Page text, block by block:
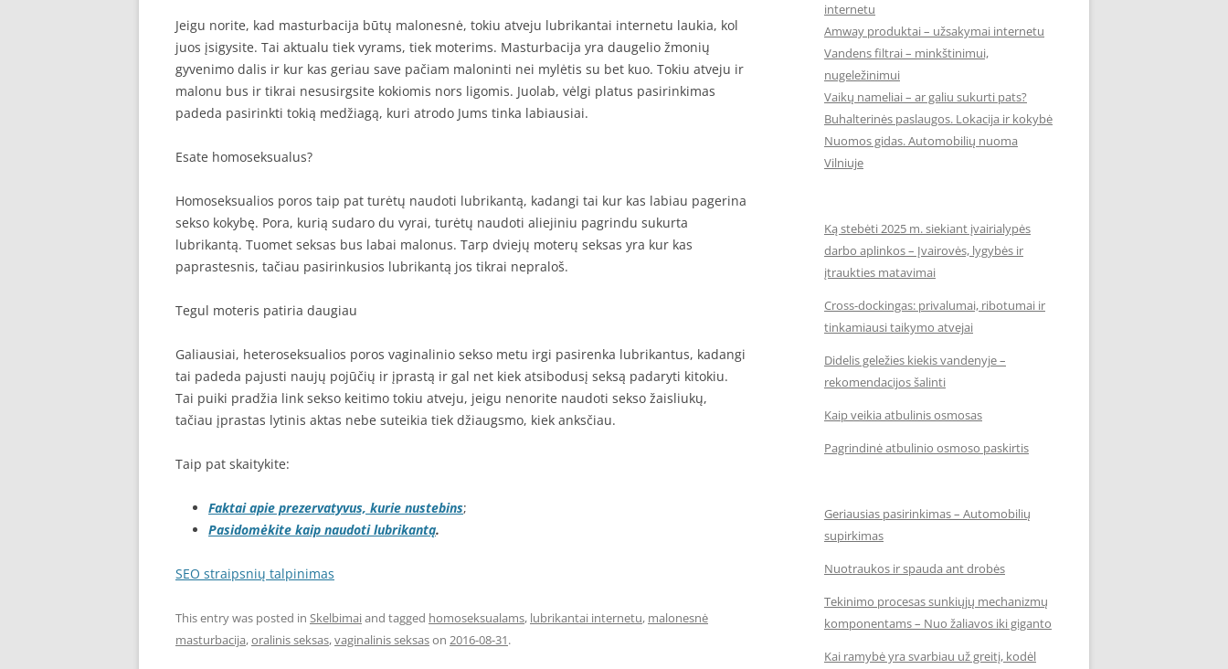
Jeigu norite, kad masturbacija būtų malonesnė, tokiu atveju lubrikantai internetu laukia, kol
juos įsigysite. Tai aktualu tiek vyrams, tiek moterims. Masturbacija yra daugelio žmonių
gyvenimo dalis ir kur kas geriau save pačiam maloninti nei mylėtis su bet kuo. Tokiu atveju ir
malonu bus ir tikrai nesusirgsite kokiomis nors ligomis. Juolab, vėlgi platus pasirinkimas
padeda pasirinkti tokią medžiagą, kuri atrodo Jums tinka labiausiai.
Esate homoseksualus?
Homoseksualios poros taip pat turėtų naudoti lubrikantą, kadangi tai kur kas labiau pagerina
sekso kokybę. Pora, kurią sudaro du vyrai, turėtų naudoti aliejiniu pagrindu sukurta
lubrikantą. Tuomet seksas bus labai malonus. Tarp dviejų moterų seksas yra kur kas
paprastesnis, tačiau pasirinkusios lubrikantą jos tikrai nepraloš.
Tegul moteris patiria daugiau
Galiausiai, heteroseksualios poros vaginalinio sekso metu irgi pasirenka lubrikantus, kadangi
tai padeda pajusti naujų pojūčių ir įprastą ir gal net kiek atsibodusį seksą padaryti kitokiu.
Tai puiki pradžia link sekso keitimo tokiu atveju, jeigu nenorite naudoti sekso žaisliukų,
tačiau įprastas lytinis aktas nebe suteikia tiek džiaugsmo, kiek anksčiau.
Taip pat skaitykite:
Faktai apie prezervatyvus, kurie nustebins;
Pasidomėkite kaip naudoti lubrikantą.
SEO straipsnių talpinimas
This entry was posted in Skelbimaiand tagged homoseksualams, lubrikantai internetu, malonesnė
masturbacija,oralinis seksas,vaginalinis seksason 2016-08-31.
internetu
Amway produktai – užsakymai internetu
Vandens filtrai – minkštinimui,
nugeležinimui
Vaikų nameliai – ar galiu sukurti pats?
Buhalterinės paslaugos. Lokacija ir kokybė
Nuomos gidas. Automobilių nuoma
Vilniuje
Ką stebėti 2025 m. siekiant įvairialypės
darbo aplinkos – Įvairovės, lygybės ir
įtraukties matavimai
Cross-dockingas: privalumai, ribotumai ir
tinkamiausi taikymo atvejai
Didelis geležies kiekis vandenyje –
rekomendacijos šalinti
Kaip veikia atbulinis osmosas
Pagrindinė atbulinio osmoso paskirtis
Geriausias pasirinkimas – Automobilių
supirkimas
Nuotraukos ir spauda ant drobės
Tekinimo procesas sunkiųjų mechanizmų
komponentams – Nuo žaliavos iki giganto
Kai ramybė yra svarbiau už greitį, kodėl